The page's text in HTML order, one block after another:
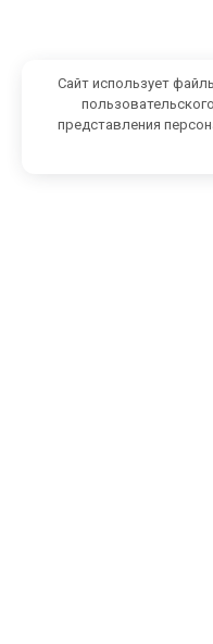
Сайт использует
представления